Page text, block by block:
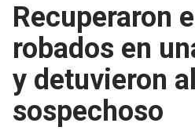
Recuperaron
robados en
y detuvieron al
sospechoso